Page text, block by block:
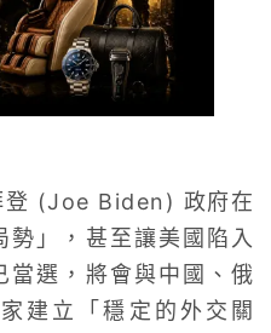
登 (Joe Biden) 政府在
」，甚至讓美國陷入
當選，將會與中國、俄
建立「穩定的外交關